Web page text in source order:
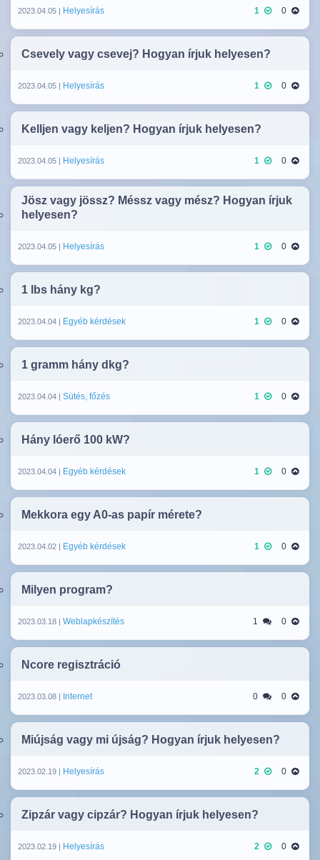
2023.04.05 | Helyesírás 1 0
Csevely vagy csevej? Hogyan írjuk helyesen?
2023.04.05 | Helyesírás 1 0
Kelljen vagy keljen? Hogyan írjuk helyesen?
2023.04.05 | Helyesírás 1 0
Jösz vagy jössz? Méssz vagy mész? Hogyan írjuk
helyesen?
2023.04.05 | Helyesírás 1 0
1 lbs hány kg?
2023.04.04 | Egyéb kérdések 1 0
1 gramm hány dkg?
2023.04.04 | Sütés, főzés 1 0
Hány lóerő 100 kW?
2023.04.04 | Egyéb kérdések 1 0
Mekkora egy A0-as papír mérete?
2023.04.02 | Egyéb kérdések 1 0
Milyen program?
2023.03.18 | Weblapkészítés 1 0
Ncore regisztráció
2023.03.08 | Internet 0 0
Miújság vagy mi újság? Hogyan írjuk helyesen?
2023.02.19 | Helyesírás 2 0
Zipzár vagy cipzár? Hogyan írjuk helyesen?
2023.02.19 | Helyesírás 2 0